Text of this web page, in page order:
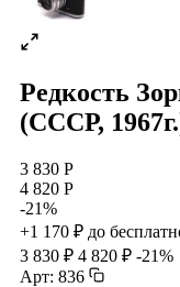
Редкость
(СССР,
3 830 Р
4 820 Р
-21%
+1 170 ₽ до
3 830 ₽ 4 820 ₽ -21%
Арт: 836